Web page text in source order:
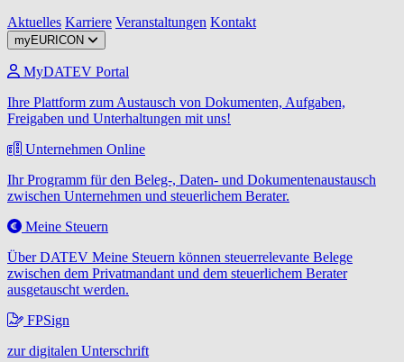
Aktuelles Karriere Veranstaltungen Kontakt
myEURICON
MyDATEV Portal
Ihre Plattform zum Austausch von Dokumenten, Aufgaben,
Freigaben und Unterhaltungen mit uns!
Unternehmen Online
Ihr Programm für den Beleg-, Daten- und Dokumentenaustausch
zwischen Unternehmen und steuerlichem Berater.
Meine Steuern
Über DATEV Meine Steuern können steuerrelevante Belege
zwischen dem Privatmandant und dem steuerlichem Berater
ausgetauscht werden.
FPSign
zur digitalen Unterschrift